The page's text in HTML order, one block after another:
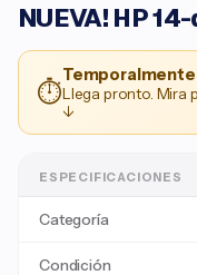
NUEVA! HP
⏱Llega pronto. Mira
↓
ESPECIFICACIONES
Categoría
Condición